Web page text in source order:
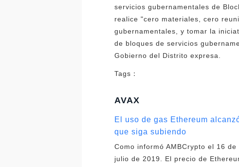
servicios gubernamentales de
realice "cero materiales, cero
gubernamentales, y tomar la
de bloques de servicios
Gobierno del Distrito expresa.
Tags：
AVAX
El uso de gas Ethereum
que siga subiendo
Como informó AMBCrypto el 16
julio de 2019. El precio de